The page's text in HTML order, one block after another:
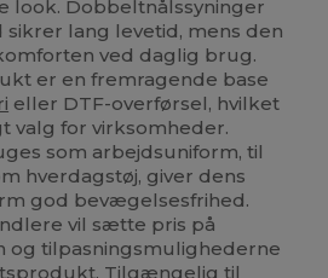
look. Dobbeltnålssyninger
lang levetid, mens den
ved daglig brug.
er en fremragende base
eller DTF-overførsel, hvilket
valg for virksomheder.
som arbejdsuniform, til
hverdagstøj, giver dens
god bevægelsesfrihed.
vil sætte pris på
og tilpasningsmulighederne
Tilgængelig til